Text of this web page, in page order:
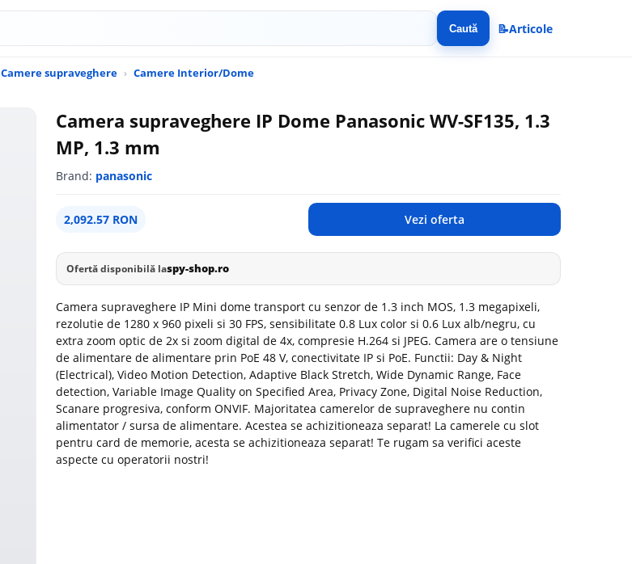
Caută 📝Articole
Camere supraveghere
Camere Interior/Dome
Camera supraveghere IP Dome Panasonic WV-SF135, 1.3
MP, 1.3 mm
Brand: panasonic
2,092.57 RON Vezi oferta
Ofertă disponibilă laspy-shop.ro
Camera supraveghere IP Mini dome transport cu senzor de 1.3 inch MOS, 1.3 megapixeli,
rezolutie de 1280 x 960 pixeli si 30 FPS, sensibilitate 0.8 Lux color si 0.6 Lux alb/negru, cu
extra zoom optic de 2x si zoom digital de 4x, compresie H.264 si JPEG. Camera are o tensiune
de alimentare de alimentare prin PoE 48 V, conectivitate IP si PoE. Functii: Day & Night
(Electrical), Video Motion Detection, Adaptive Black Stretch, Wide Dynamic Range, Face
detection, Variable Image Quality on Specified Area, Privacy Zone, Digital Noise Reduction,
Scanare progresiva, conform ONVIF. Majoritatea camerelor de supraveghere nu contin
alimentator / sursa de alimentare. Acestea se achizitioneaza separat! La camerele cu slot
pentru card de memorie, acesta se achizitioneaza separat! Te rugam sa verifici aceste
aspecte cu operatorii nostri!